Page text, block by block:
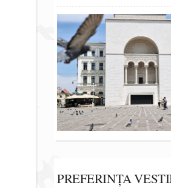
PREFERINȚA